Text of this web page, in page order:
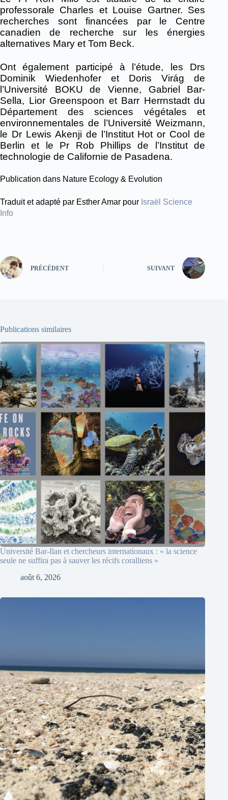
professorale Charles et Louise Gartner. Ses
recherches sont financées par le Centre
canadien de recherche sur les énergies
alternatives Mary et Tom Beck.
Ont également participé à l’étude, les Drs
Dominik Wiedenhofer et Doris Virág de
l’Université BOKU de Vienne, Gabriel Bar-
Sella, Lior Greenspoon et Barr Herrnstadt du
Département des sciences végétales et
environnementales de l’Université Weizmann,
le Dr Lewis Akenji de l’Institut Hot or Cool de
Berlin et le Pr Rob Phillips de l’Institut de
technologie de Californie de Pasadena.
Publication dans Nature Ecology & Evolution
Traduit et adapté par Esther Amar pour Israël Science
Info
PRÉCÉDENT SUIVANT
Publications similaires
Université Bar-Ilan et chercheurs internationaux : « la science
seule ne suffira pas à sauver les récifs coralliens »
août 6, 2026